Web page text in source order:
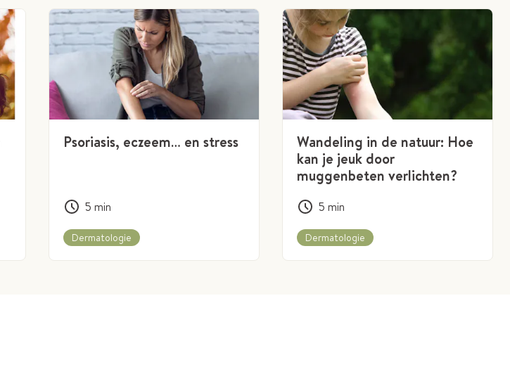
Psoriasis, eczeem… en stress
5 min
Dermatologie
Wandeling in de natuur: Hoe
kan je jeuk door
muggenbeten verlichten?
5 min
Dermatologie